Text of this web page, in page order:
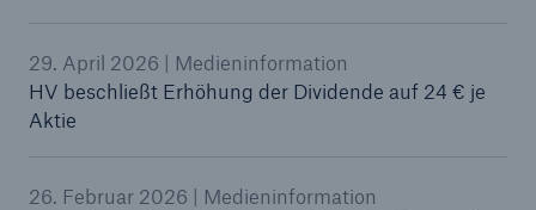
29. April 2026 | Medieninformation
HV beschließt Erhöhung der Dividende auf 24 € je
Aktie
26. Februar 2026 | Medieninformation